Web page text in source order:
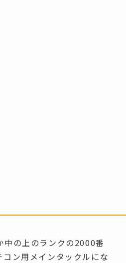
中の上のランクの2000番
ン用メインタックルにな